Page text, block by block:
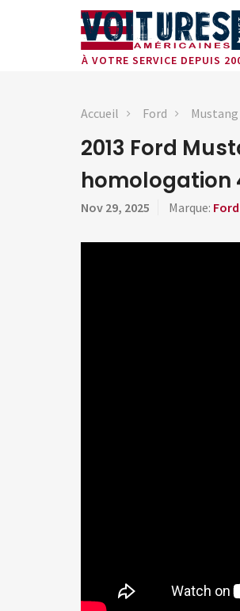
À VOTRE SERVICE DEPUIS
Accueil Ford Mustang
2013 Ford
homologation
Nov 29, 2025 Marque: Ford